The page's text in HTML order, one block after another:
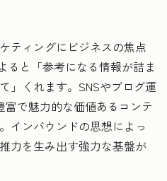
ティングにビジネスの焦点
ると「参考になる情報が詰ま
」くれます。SNSやブログ運
で魅力的な価値あるコンテ
インバウンドの思想によっ
力を生み出す強力な基盤が